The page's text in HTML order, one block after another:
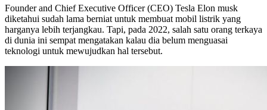
Founder and Chief Executive Officer (CEO) Tesla Elon musk
diketahui sudah lama berniat untuk membuat mobil listrik yang
harganya lebih terjangkau. Tapi, pada 2022, salah satu orang terkaya
di dunia ini sempat mengatakan kalau dia belum menguasai
teknologi untuk mewujudkan hal tersebut.